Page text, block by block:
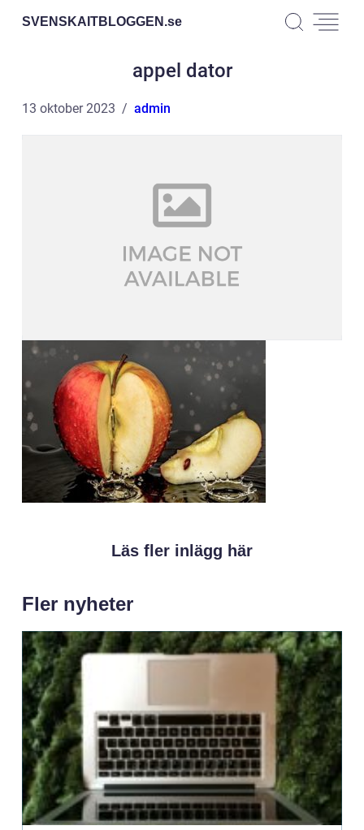
SVENSKAITBLOGGEN.se
appel dator
13 oktober 2023 admin
Läs fler inlägg här
Fler nyheter